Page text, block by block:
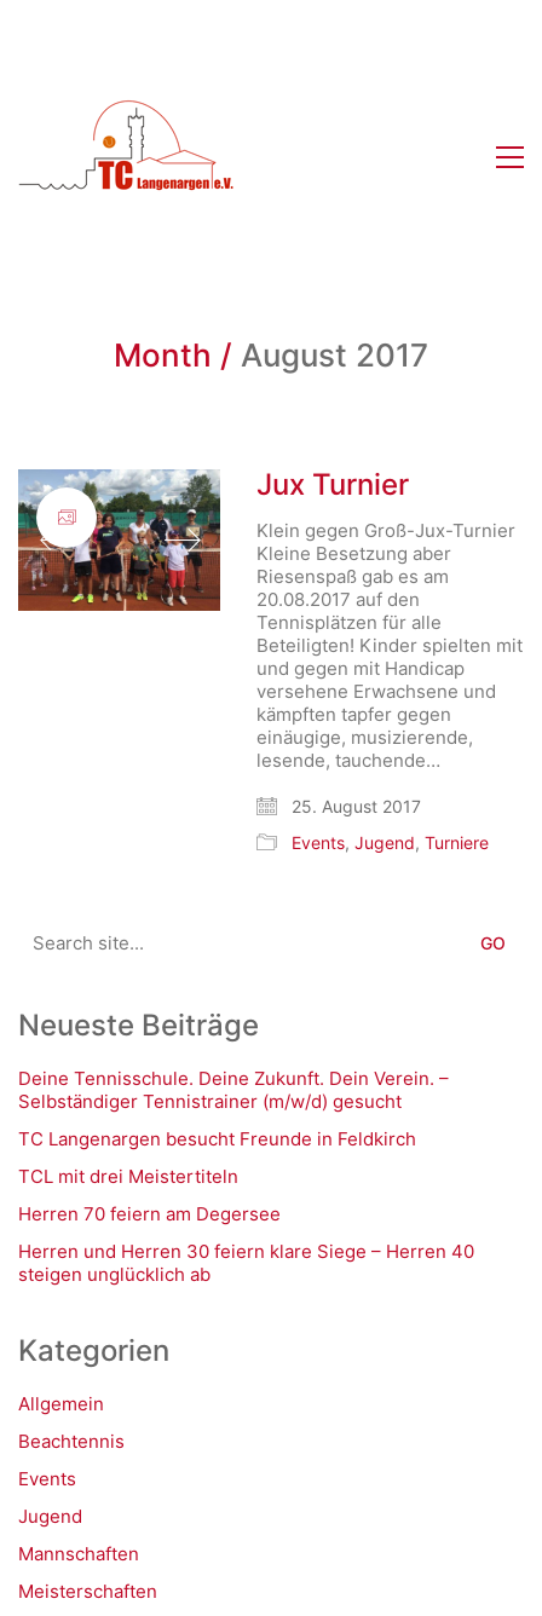
Month / August 2017
Jux Turnier
Klein gegen Groß-Jux-Turnier
Kleine Besetzung aber
Riesenspaß gab es am
20.08.2017 auf den
Tennisplätzen für alle
Beteiligten! Kinder spielten mit
und gegen mit Handicap
versehene Erwachsene und
kämpften tapfer gegen
einäugige, musizierende,
lesende, tauchende…
25. August 2017
Events,Jugend,Turniere
for:
Neueste Beiträge
Deine Tennisschule. Deine Zukunft. Dein Verein. –
Selbständiger Tennistrainer (m/w/d) gesucht
TC Langenargen besucht Freunde in Feldkirch
TCL mit drei Meistertiteln
Herren 70 feiern am Degersee
Herren und Herren 30 feiern klare Siege – Herren 40
steigen unglücklich ab
Kategorien
Allgemein
Beachtennis
Events
Jugend
Mannschaften
Meisterschaften